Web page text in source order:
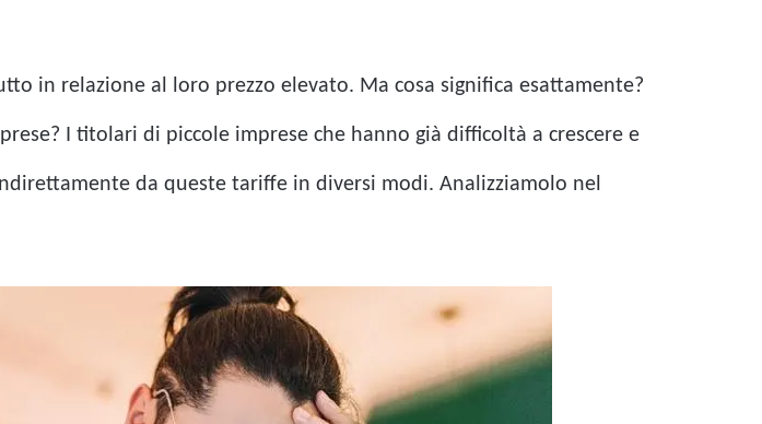
in relazione al loro prezzo elevato. Ma cosa significa esattamente?
I titolari di piccole imprese che hanno già difficoltà a crescere e
da queste tariffe in diversi modi. Analizziamolo nel